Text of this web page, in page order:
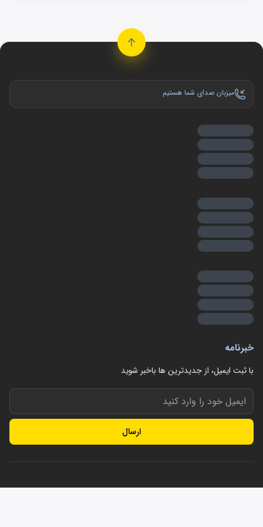
میزبان صدای شما هستیم
خبرنامه
با ثبت ایمیل، از جدید‌ترین ها با‌خبر شوید
ارسال